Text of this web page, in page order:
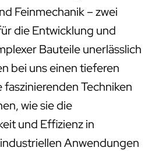
Feinmechanik – zwei
die Entwicklung und
Bauteile unerlässlich
bei uns einen tieferen
faszinierenden Techniken
wie sie die
und Effizienz in
Anwendungen